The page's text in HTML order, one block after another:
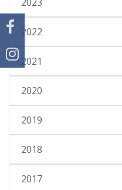
2022
2021
2020
2019
2018
2017